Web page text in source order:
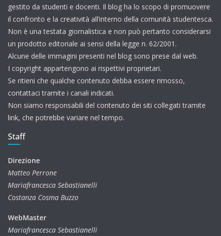
gestito da studenti e docenti. Il blog ha lo scopo di promuovere
il confronto e la creatività all’interno della comunità studentesca.
Non è una testata giornalistica e non può pertanto considerarsi
un prodotto editoriale ai sensi della legge n. 62/2001.
Alcune delle immagini presenti nel blog sono prese dal web.
I copyright appartengono ai rispettivi proprietari.
Se ritieni che qualche contenuto debba essere rimosso,
contattaci tramite i canali indicati.
Non siamo responsabili del contenuto dei siti collegati tramite
link, che potrebbe variare nel tempo.
Staff
Direzione
Matteo Perrone
Mariafrancesca Sebastianelli
Costanza Cosma Buzzo
WebMaster
Mariafrancesca Sebastianelli